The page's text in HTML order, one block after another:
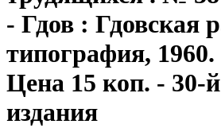
- Гдов : Гдовская
типография, 1960.
Цена 15 коп. - 30-
издания